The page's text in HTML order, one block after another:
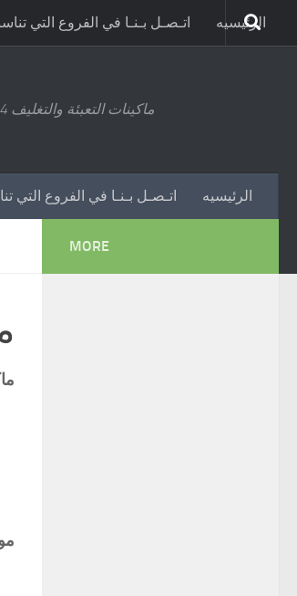
الرئيسيه اتـصـل بـنـا في الفروع التي
ماكينات التعبئة والتغليف 01211116954 - 01211116955 - 01211116956 - 01211116957 - 01211116958
الرئيسيه اتـصـل بـنـا في الفروع التي
MORE